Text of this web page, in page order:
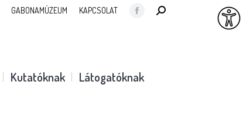
GABONAMÚZEUM KAPCSOLAT
Facebook
new
SEARCH:
Kutatóknak Látogatóknak